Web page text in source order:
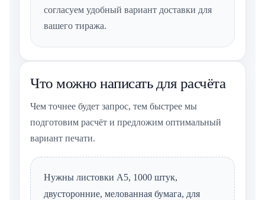
согласуем удобный вариант доставки для
вашего тиража.
Что можно написать для расчёта
Чем точнее будет запрос, тем быстрее мы
подготовим расчёт и предложим оптимальный
вариант печати.
Нужны листовки А5, 1000 штук,
двусторонние, мелованная бумага, для